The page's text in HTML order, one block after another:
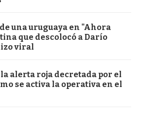
una uruguaya en "Ahora
que descolocó a Darío
viral
alerta roja decretada por el
se activa la operativa en el